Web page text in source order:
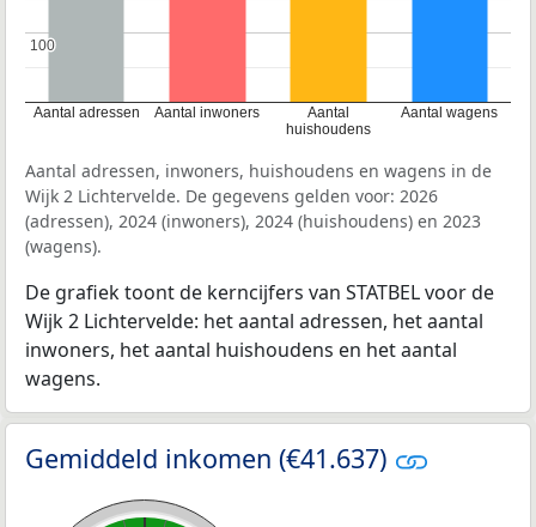
Aantal adressen Aantal inwoners
Aantal
huishoudens
Aantal wagens
100
100
Aantal adressen, inwoners, huishoudens en wagens in de
Wijk 2 Lichtervelde. De gegevens gelden voor: 2026
(adressen), 2024 (inwoners), 2024 (huishoudens) en 2023
(wagens).
De grafiek toont de kerncijfers van STATBEL voor de
Wijk 2 Lichtervelde: het aantal adressen, het aantal
inwoners, het aantal huishoudens en het aantal
wagens.
Gemiddeld inkomen (€41.637)